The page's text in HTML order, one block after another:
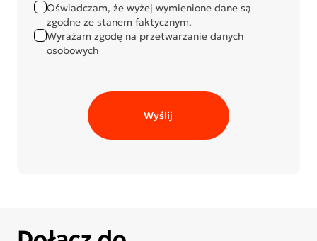
Oświadczam, że wyżej wymienione dane są
zgodne ze stanem faktycznym.
Wyrażam zgodę na przetwarzanie danych
osobowych
Wyślij